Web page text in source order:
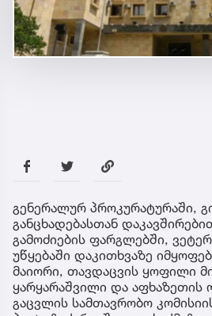
გენერალურ პროკურატურაში,
განცხადებასთან
გამოძიების ფარგლებში,
უწყებაში დაკითხვაზე
მაიორი, თავდაცვის ყოფილი
ყარყარაშვილი და აფხაზეთის
გაცვლის სამთავრობო